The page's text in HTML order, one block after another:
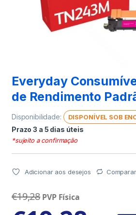
Everyday
de Rendimento
Disponibilidade: DISPONÍVEL SOB
Prazo 3 a 5 dias úteis
*sujeito a confirmação
Adicionar aos desejos Comparar
€19,28 PVP Física